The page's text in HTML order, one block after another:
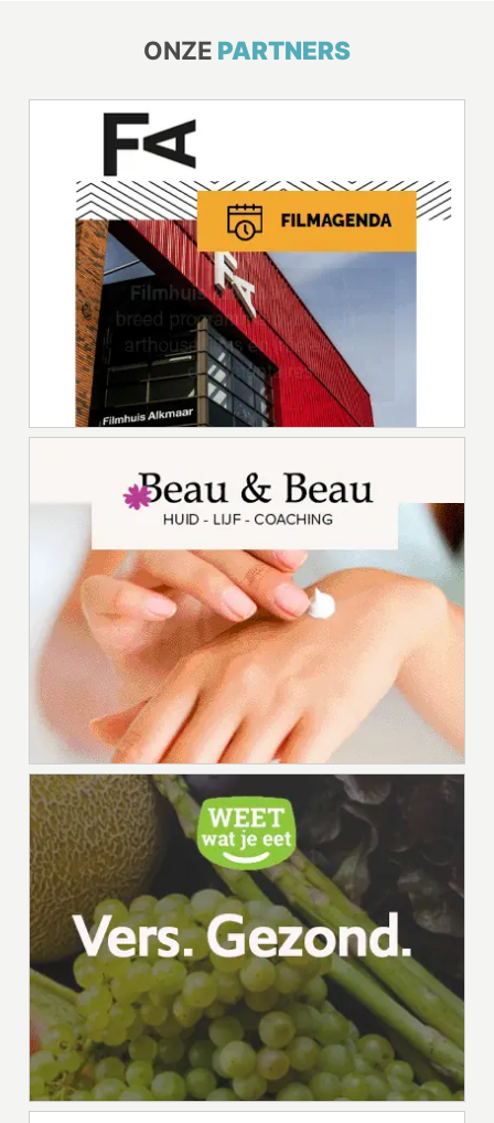
ONZE PARTNERS